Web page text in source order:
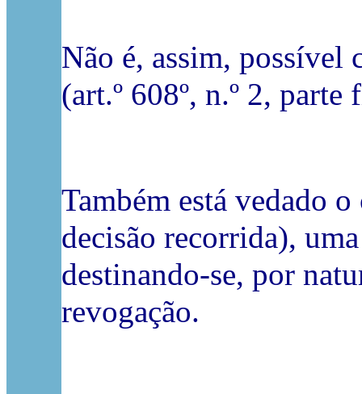
Não é, assim, possível
(art.º 608º, n.º 2,
Também está vedado
decisão recorrida),
destinando-se, por
revogação.